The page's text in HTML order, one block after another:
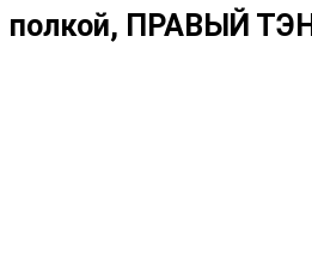
полкой, ПРАВЫЙ ТЭН